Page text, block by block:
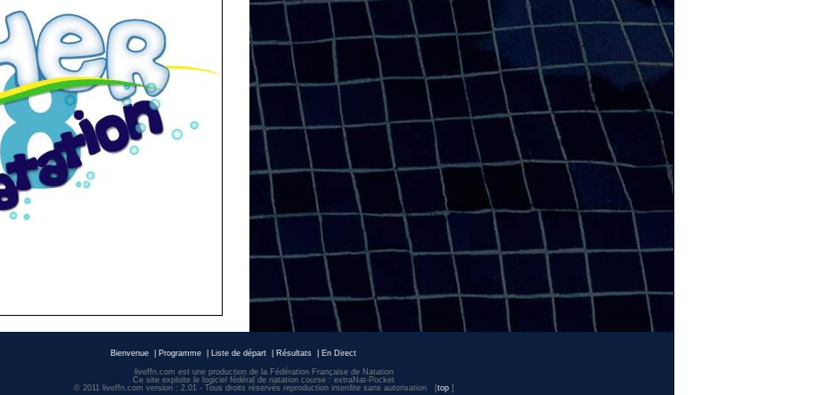
Bienvenue Programme Liste de départ Résultats En Direct
liveffn.com est une production de la Fédération Française de Natation
Ce site exploite le logiciel fédéral de natation course : extraNat-Pocket
© 2011 liveffn.com version : 2.01 - Tous droits réservés reproduction interdite sans autorisation
[top ]